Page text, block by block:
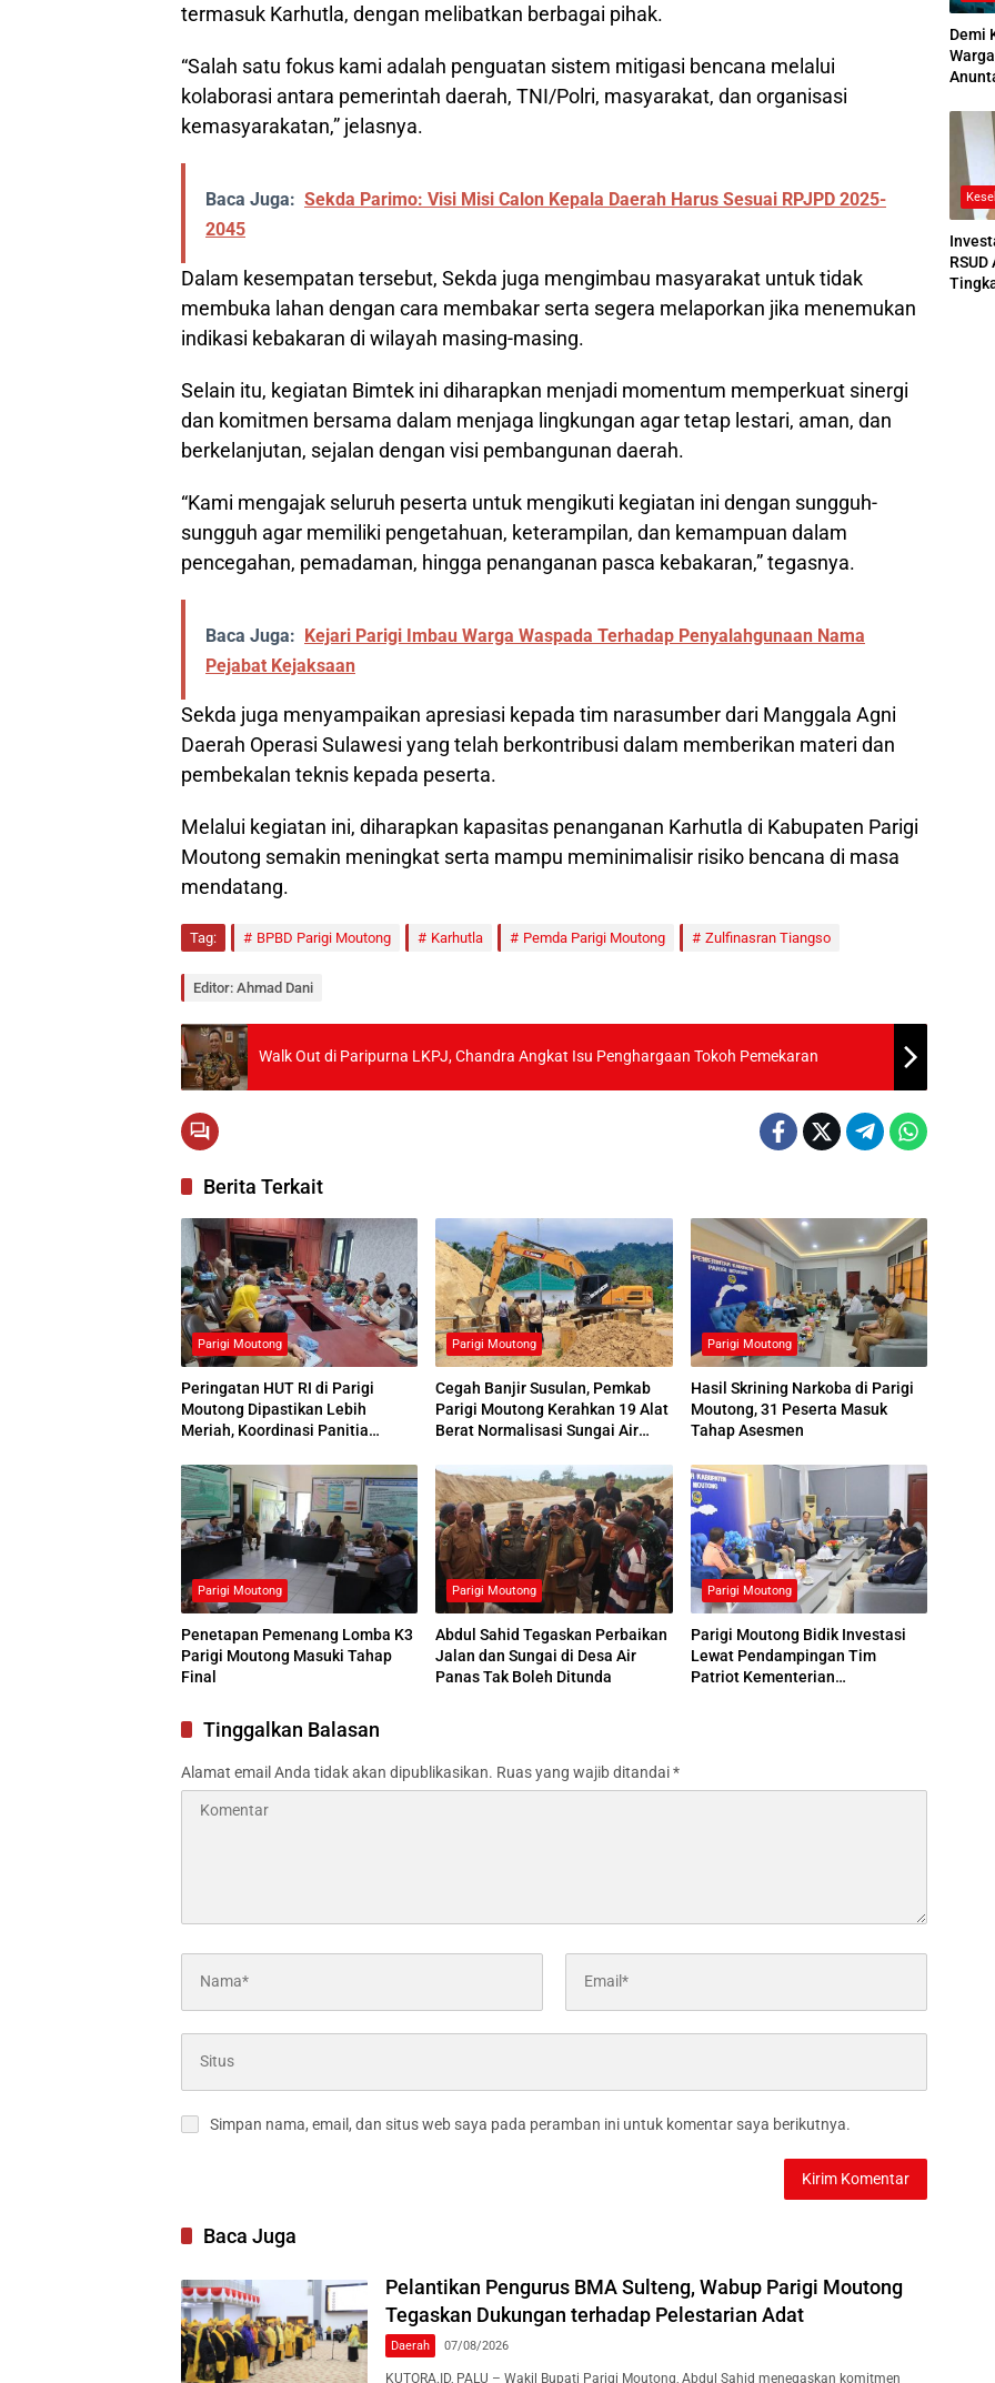
termasuk Karhutla, dengan melibatkan berbagai pihak.
“Salah satu fokus kami adalah penguatan sistem mitigasi bencana melalui
kolaborasi antara pemerintah daerah, TNI/Polri, masyarakat, dan organisasi
kemasyarakatan,” jelasnya.
Baca Juga: Sekda Parimo: Visi Misi Calon Kepala Daerah Harus Sesuai RPJPD 2025-
2045
Dalam kesempatan tersebut, Sekda juga mengimbau masyarakat untuk tidak
membuka lahan dengan cara membakar serta segera melaporkan jika menemukan
indikasi kebakaran di wilayah masing-masing.
Selain itu, kegiatan Bimtek ini diharapkan menjadi momentum memperkuat sinergi
dan komitmen bersama dalam menjaga lingkungan agar tetap lestari, aman, dan
berkelanjutan, sejalan dengan visi pembangunan daerah.
“Kami mengajak seluruh peserta untuk mengikuti kegiatan ini dengan sungguh-
sungguh agar memiliki pengetahuan, keterampilan, dan kemampuan dalam
pencegahan, pemadaman, hingga penanganan pasca kebakaran,” tegasnya.
Baca Juga: Kejari Parigi Imbau Warga Waspada Terhadap Penyalahgunaan Nama
Pejabat Kejaksaan
Sekda juga menyampaikan apresiasi kepada tim narasumber dari Manggala Agni
Daerah Operasi Sulawesi yang telah berkontribusi dalam memberikan materi dan
pembekalan teknis kepada peserta.
Melalui kegiatan ini, diharapkan kapasitas penanganan Karhutla di Kabupaten Parigi
Moutong semakin meningkat serta mampu meminimalisir risiko bencana di masa
mendatang.
Tag: BPBD Parigi Moutong Karhutla Pemda Parigi Moutong Zulfinasran Tiangso
Editor: Ahmad Dani
Walk Out di Paripurna LKPJ, Chandra Angkat Isu Penghargaan Tokoh Pemekaran
Berita Terkait
Parigi Moutong
Peringatan HUT RI di Parigi
Moutong Dipastikan Lebih
Meriah, Koordinasi Panitia
Parigi Moutong
Cegah Banjir Susulan, Pemkab
Parigi Moutong Kerahkan 19 Alat
Berat Normalisasi Sungai Air
Parigi Moutong
Hasil Skrining Narkoba di Parigi
Moutong, 31 Peserta Masuk
Tahap Asesmen
Parigi Moutong
Penetapan Pemenang Lomba K3
Parigi Moutong Masuki Tahap
Final
Parigi Moutong
Abdul Sahid Tegaskan Perbaikan
Jalan dan Sungai di Desa Air
Panas Tak Boleh Ditunda
Parigi Moutong
Parigi Moutong Bidik Investasi
Lewat Pendampingan Tim
Patriot Kementerian
Tinggalkan Balasan
Alamat email Anda tidak akan dipublikasikan. Ruas yang wajib ditandai*
Simpan nama, email, dan situs web saya pada peramban ini untuk komentar saya berikutnya.
Baca Juga
Pelantikan Pengurus BMA Sulteng, Wabup Parigi Moutong
Tegaskan Dukungan terhadap Pelestarian Adat
Daerah 07/08/2026
KUTORA.ID, PALU – Wakil Bupati Parigi Moutong, Abdul Sahid menegaskan komitmen
Demi